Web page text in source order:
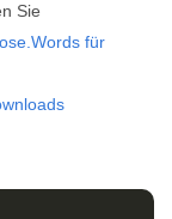
Sie
für